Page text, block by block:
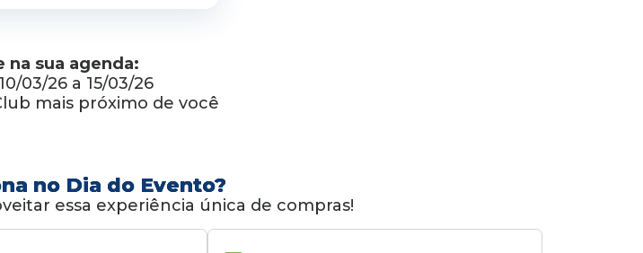
na sua agenda:
10/03/26 a 15/03/26
mais próximo de você
no Dia do Evento?
essa experiência única de compras!